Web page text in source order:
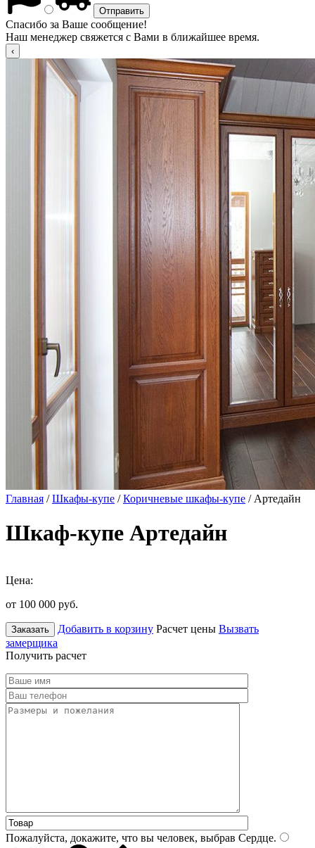
Спасибо за Ваше сообщение!
Наш менеджер свяжется с Вами в ближайшее время.
Главная /Шкафы-купе /Коричневые шкафы-купе / Артедайн
Шкаф-купе Артедайн
Цена:
от 100 000 руб.
Заказать Добавить в корзину Расчет цены Вызвать
замерщика
Получить расчет
Пожалуйста, докажите, что вы человек, выбрав Сердце.